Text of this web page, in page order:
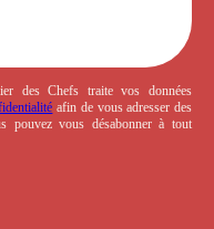
des Chefs traite vos données
afin de vous adresser des
pouvez vous désabonner à tout